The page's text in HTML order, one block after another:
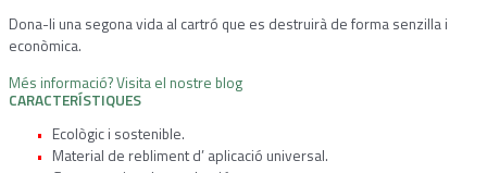
Dona-li una segona vida al cartró que es destruirà de forma senzilla i
econòmica.
Més informació? Visita el nostre blog
CARACTERÍSTIQUES
Ecològic i sostenible.
Material de rebliment d’ aplicació universal.